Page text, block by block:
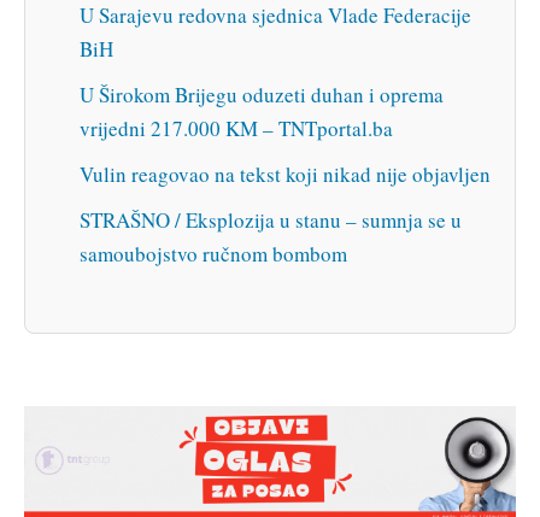
U Sarajevu redovna sjednica Vlade Federacije
BiH
U Širokom Brijegu oduzeti duhan i oprema
vrijedni 217.000 KM – TNTportal.ba
Vulin reagovao na tekst koji nikad nije objavljen
STRAŠNO / Eksplozija u stanu – sumnja se u
samoubojstvo ručnom bombom